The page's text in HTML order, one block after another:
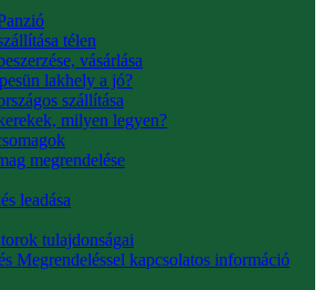
télen
vásárlása
lakhely a jó?
szállítása
milyen legyen?
megrendelése
leadása
tulajdonságai
Megrendeléssel kapcsolatos információ